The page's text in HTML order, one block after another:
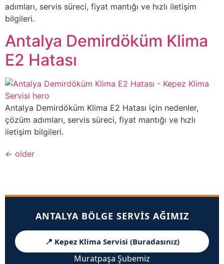
adımları, servis süreci, fiyat mantığı ve hızlı iletişim
bilgileri.
Antalya Demirdöküm Klima
E2 Hatası
Antalya Demirdöküm Klima E2 Hatası için nedenler,
çözüm adımları, servis süreci, fiyat mantığı ve hızlı
iletişim bilgileri.
← older
ANTALYA BÖLGE SERVIS AĞIMIZ
📍 Kepez Klima Servisi (Buradasınız)
Muratpaşa Şubemiz